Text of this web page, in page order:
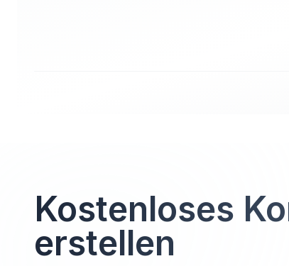
Kostenloses
erstellen